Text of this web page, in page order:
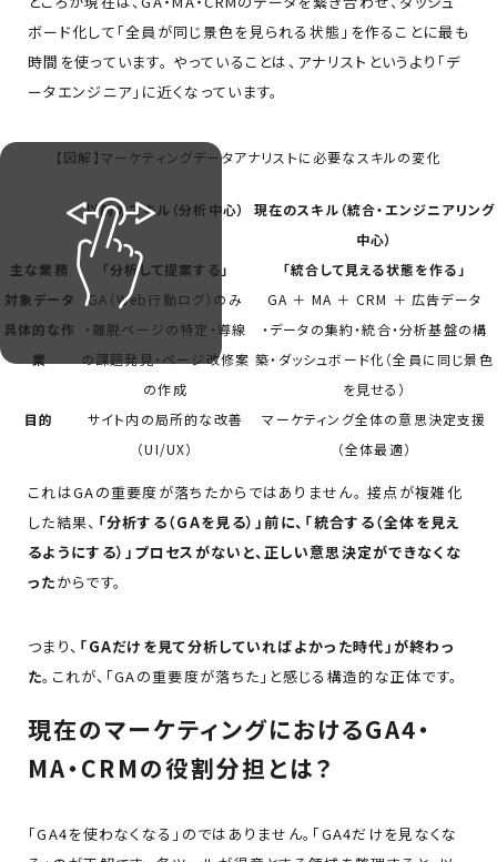
ボード化して「全員が同じ景色を見られる状態」を作ることに最も
時間を使っています。 やっていることは、アナリストというより「デ
ータエンジニア」に近くなっています。
【図解】マーケティングデータアナリストに必要なスキルの変化
以前のスキル（分析中心）
現在のスキル（統合・エンジニアリング
中心）
主な業務
「分析して提案する」
「統合して見える状態を作る」
対象データ
GA（Web行動ログ）のみ
GA ＋ MA ＋ CRM ＋ 広告データ
具体的な作
業
・離脱ページの特定・導線
の課題発見・ページ改修案
の作成
・データの集約・統合・分析基盤の構
築・ダッシュボード化（全員に同じ景色
を見せる）
目的
サイト内の局所的な改善
（UI/UX）
マーケティング全体の意思決定支援
（全体最適）
これはGAの重要度が落ちたからではありません。 接点が複雑化
した結果、 「分析する（GAを見る）」前に、「統合する（全体を見え
るようにする）」プロセスがないと、正しい意思決定ができなくな
ったからです。
つまり、 「GAだけを見て分析していればよかった時代」が終わっ
た。これが、「GAの重要度が落ちた」と感じる構造的な正体です。
現在のマーケティングにおけるGA4・
MA・CRMの役割分担とは？
「GA4を使わなくなる」のではありません。「GA4だけを見なくな